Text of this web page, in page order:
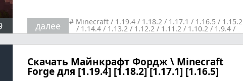
далее # Minecraft/ 1.19.4/ 1.18.2/ 1.17.1 / 1.16.5 / 1.15.2
/ 1.14.4/ 1.13.2/ 1.12.2/ 1.11.2/ 1.10.2/ 1.9.4/
1.8.9/1.7.10/Разные
Скачать Майнкрафт Фордж \ Minecraft
Forge для [1.19.4] [1.18.2] [1.17.1] [1.16.5]